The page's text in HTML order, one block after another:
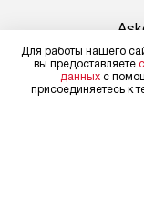
Для работы нашего
вы предоставляете
данных с
присоединяетесь к